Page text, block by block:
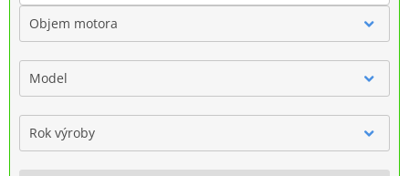
Objem motora
Model
Rok výroby